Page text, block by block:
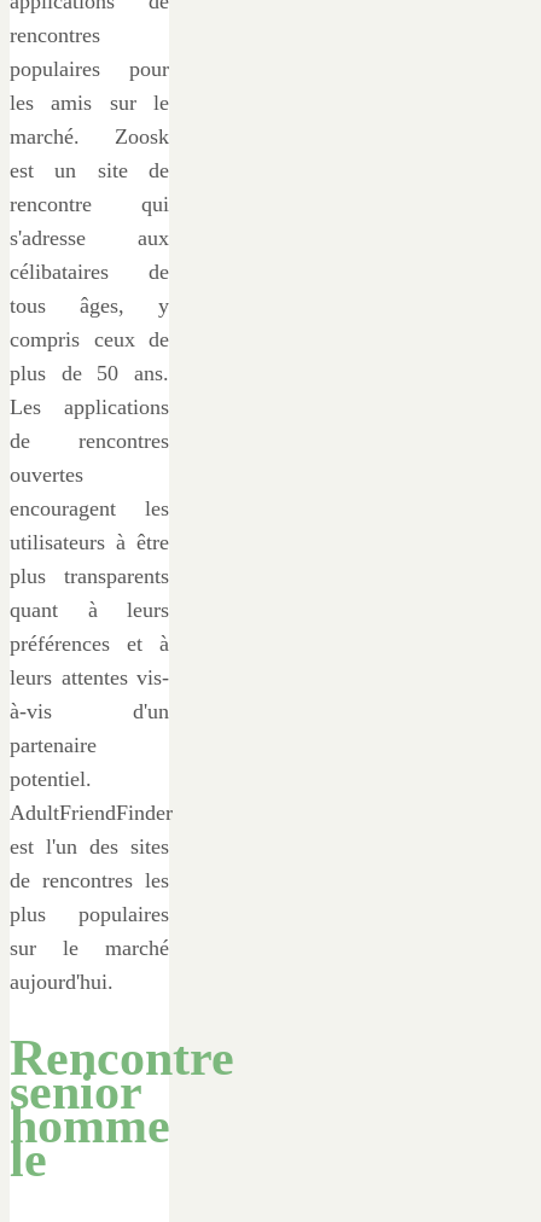
rencontres
populaires pour
les amis sur le
marché. Zoosk
est un site de
rencontre qui
s'adresse aux
célibataires de
tous âges, y
compris ceux de
plus de 50 ans.
Les applications
de rencontres
ouvertes
encouragent les
utilisateurs à être
plus transparents
quant à leurs
préférences et à
leurs attentes vis-
à-vis d'un
partenaire
potentiel.
AdultFriendFinder
est l'un des sites
de rencontres les
plus populaires
sur le marché
aujourd'hui.
Rencontre
senior
homme
le